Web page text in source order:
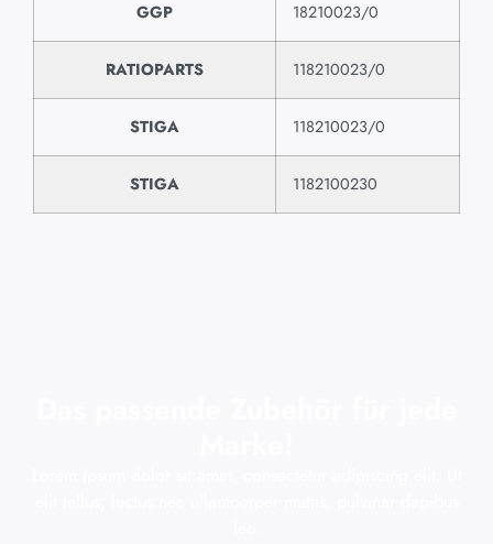
GGP 18210023/0
RATIOPARTS 118210023/0
STIGA 118210023/0
STIGA 1182100230